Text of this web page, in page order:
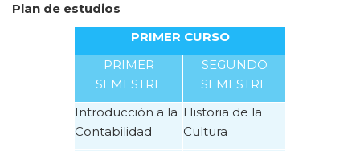
Plan de estudios
PRIMER CURSO
PRIMER
SEMESTRE
SEGUNDO
SEMESTRE
Introducción a la
Contabilidad
Historia de la
Cultura